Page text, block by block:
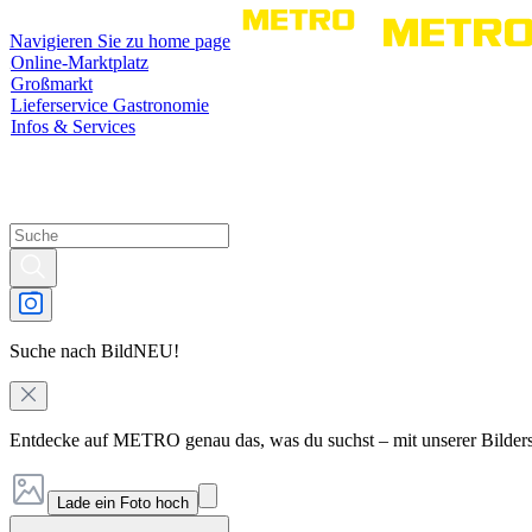
Navigieren Sie zu home page
Online-Marktplatz
Großmarkt
Lieferservice Gastronomie
Infos & Services
Suche nach BildNEU!
Entdecke auf METRO genau das, was du suchst – mit unserer
Lade ein Foto hoch